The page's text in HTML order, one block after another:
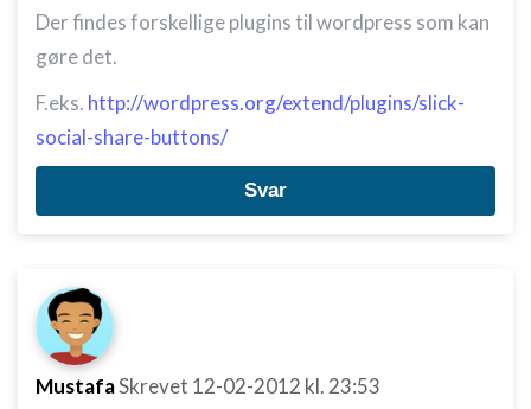
Der findes forskellige plugins til wordpress som kan
gøre det.
F.eks. http://wordpress.org/extend/plugins/slick-
social-share-buttons/
Svar
MustafaSkrevet 12-02-2012 kl. 23:53